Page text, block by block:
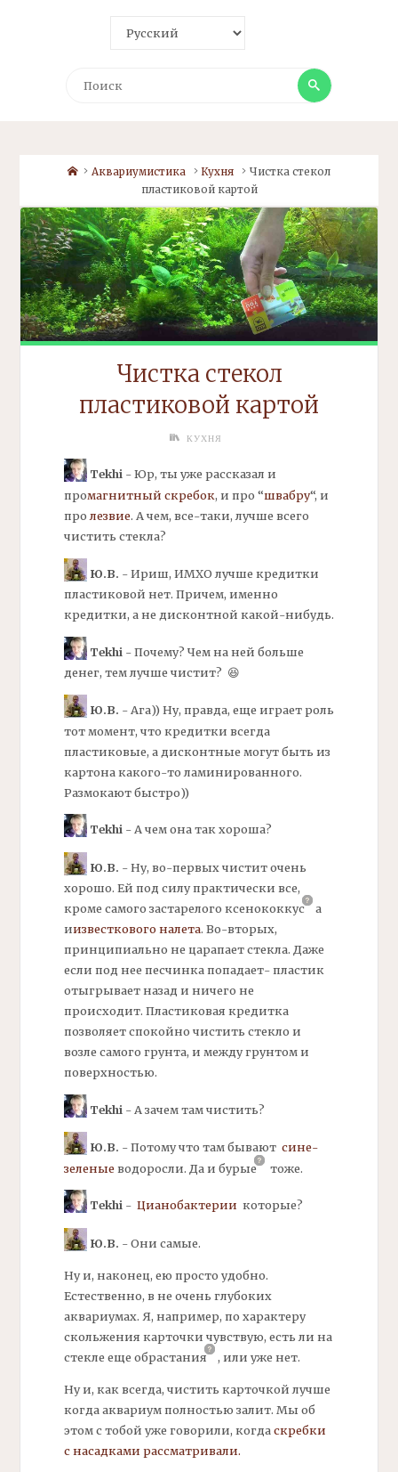
Поиск
HomeАквариумистика Кухня
Чистка стекол
пластиковой картой
Чистка стекол
пластиковой картой
КУХНЯ
Tekhi- Юр, ты уже рассказал и
промагнитный скребок, и про “швабру“, и
про лезвие. А чем, все-таки, лучше всего
чистить стекла?
Ю.В. - Ириш, ИМХО лучше кредитки
пластиковой нет. Причем, именно
кредитки, а не дисконтной какой-нибудь.
Tekhi- Почему? Чем на ней больше
денег, тем лучше чистит? 😆
Ю.В. - Ага)) Ну, правда, еще играет роль
тот момент, что кредитки всегда
пластиковые, а дисконтные могут быть из
картона какого-то ламинированного.
Размокают быстро))
Tekhi- А чем она так хороша?
Ю.В. - Ну, во-первых чистит очень
хорошо. Ей под силу практически все,
кроме самого застарелого ксенококкус
а
иизвесткового налета. Во-вторых,
принципиально не царапает стекла. Даже
если под нее песчинка попадает- пластик
отыгрывает назад и ничего не
происходит. Пластиковая кредитка
позволяет спокойно чистить стекло и
возле самого грунта, и между грунтом и
поверхностью.
Tekhi- А зачем там чистить?
Ю.В. - Потому что там бывают сине-
зеленыеводоросли. Да и бурые тоже.
Tekhi- Цианобактерии которые?
Ю.В. - Они самые.
Ну и, наконец, ею просто удобно.
Естественно, в не очень глубоких
аквариумах. Я, например, по характеру
скольжения карточки чувствую, есть ли на
стекле еще обрастания , или уже нет.
Ну и, как всегда, чистить карточкой лучше
когда аквариум полностью залит. Мы об
этом с тобой уже говорили, когдаскребки
с насадками рассматривали.